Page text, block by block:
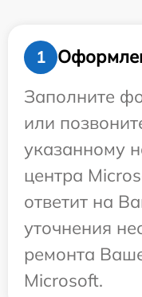
1
Заполните
или
указанному
центра
ответит на
уточнения
ремонта
Microsoft.